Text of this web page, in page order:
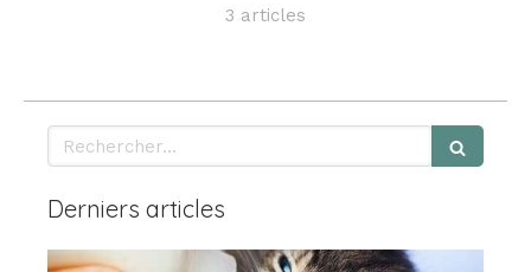
3 articles
Rechercher
Derniers articles